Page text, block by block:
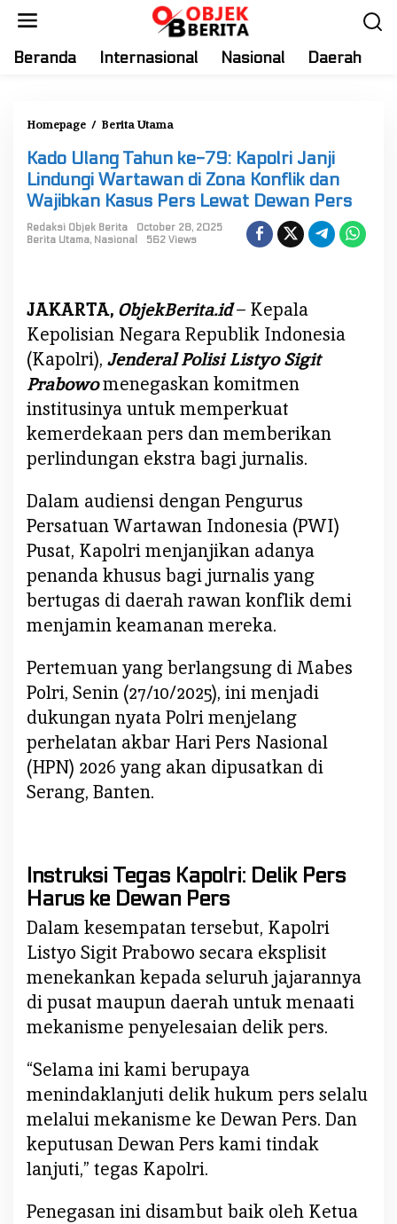
Beranda Internasional Nasional Daerah
Homepage / Berita Utama
d
o
U
l
a
T
a
h
u
n
k
e
-
:
K
a
p
o
r
J
a
n
j
i
L
n
g
a
r
t
a
a
n
d
i
o
a
Kado Ulang Tahun ke-79: Kapolri Janji
Lindungi Wartawan di Zona Konflik dan
Wajibkan Kasus Pers Lewat Dewan Pers
Redaksi Objek Berita
October 28, 2025
Berita Utama, Nasional 562 Views
JAKARTA, ObjekBerita.id– Kepala
Kepolisian Negara Republik Indonesia
(Kapolri), Jenderal Polisi Listyo Sigit
Prabowomenegaskan komitmen
institusinya untuk memperkuat
kemerdekaan pers dan memberikan
perlindungan ekstra bagi jurnalis.
Dalam audiensi dengan Pengurus
Persatuan Wartawan Indonesia (PWI)
Pusat, Kapolri menjanjikan adanya
penanda khusus bagi jurnalis yang
bertugas di daerah rawan konflik demi
menjamin keamanan mereka.
Pertemuan yang berlangsung di Mabes
Polri, Senin (27/10/2025), ini menjadi
dukungan nyata Polri menjelang
perhelatan akbar Hari Pers Nasional
(HPN) 2026 yang akan dipusatkan di
Serang, Banten.
Instruksi Tegas Kapolri: Delik Pers
Harus ke Dewan Pers
Dalam kesempatan tersebut, Kapolri
Listyo Sigit Prabowo secara eksplisit
menekankan kepada seluruh jajarannya
di pusat maupun daerah untuk menaati
mekanisme penyelesaian delik pers.
“Selama ini kami berupaya
menindaklanjuti delik hukum pers selalu
melalui mekanisme ke Dewan Pers. Dan
keputusan Dewan Pers kami tindak
lanjuti,” tegas Kapolri.
Penegasan ini disambut baik oleh Ketua